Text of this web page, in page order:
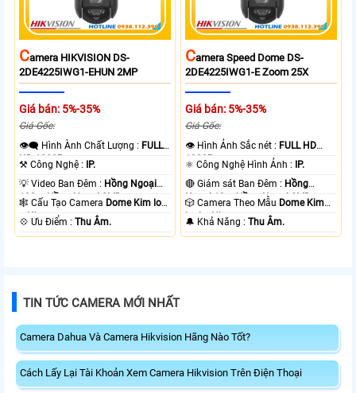
CAmera HIKVISION DS-
2DE4225IWG1-EHUN 2MP
Giá bán: 5%-35%
Giá Gốc:
👁️‍🗨 Hình Ành Chất Lượng : FULL
HD 1080P .
⚒ Công Nghệ :
IP.
💡 Video Ban Đêm : Hồng Ngoại
100m Hồng Ngoại SMD.
🕸️ Cấu Tạo Camera Dome Kim loại
+ Nhựa.
️💠 Ưu Điểm :Thu Âm.
CAmera Speed Dome DS-
2DE4225IWG1-E Zoom 25X
Giá bán: 5%-35%
Giá Gốc:
👁 Hình Ảnh Sắc nét : FULL HD
1080P .
⚛️ Công Nghệ Hình Ảnh :
IP.
🔴 Giám sát Ban Đêm : Hồng
Ngoại 10m Hồng Ngoại SMD.
🎲 Camera Theo Mẫu Dome Kim
loại + Nhựa.
️🔔 Khả Năng :Thu Âm.
TIN TỨC CAMERA MỚI NHẤT
Camera Dahua Và Camera Hikvision Hãng Nào Tốt?
Cách Lấy Lại Tài Khoản Xem Camera Hikvision Trên Điện Thoại